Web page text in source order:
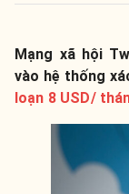
Mạng xã hội
vào hệ thống
loạn 8 USD/